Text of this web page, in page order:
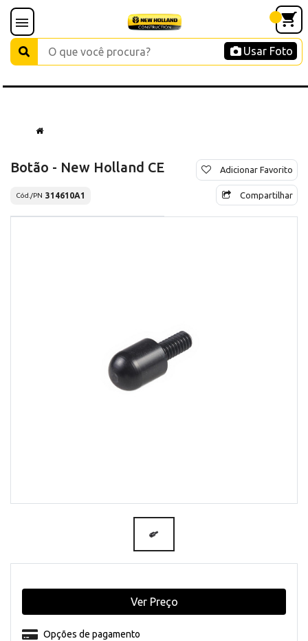
Usar Foto
Botão - New Holland CE
Cód./PN 314610A1
Adicionar Favorito
Compartilhar
Opções de pagamento
Ver Preço